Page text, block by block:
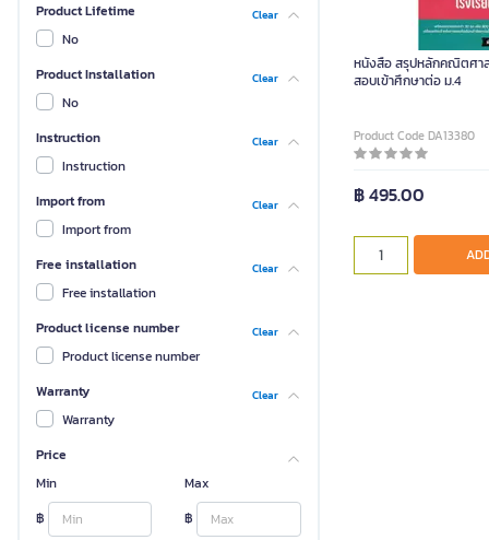
Product Lifetime
Clear
No
Product Installation
Clear
No
Instruction
Clear
Instruction
Import from
Clear
Import from
Free installation
Clear
Free installation
Product license number
Clear
Product license number
Warranty
Clear
Warranty
Price
Min
฿
Max
฿
หนังสือ สรุปหลักคณิตศา
สอบเข้าศึกษาต่อ ม.4
Product Code DA13380
฿ 495.00